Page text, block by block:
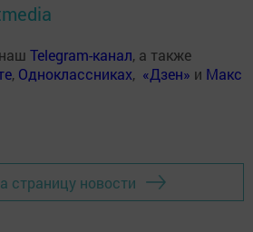
Telegram-канал, а также
, Одноклассниках, «Дзен» и Макс
страницу новости